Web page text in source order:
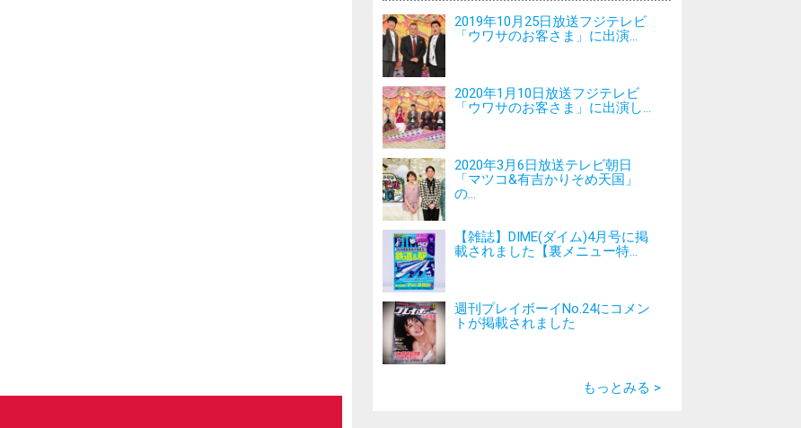
2019年10月25日放送フジテレビ
「ウワサのお客さま」に出演...
2020年1月10日放送フジテレビ
「ウワサのお客さま」に出演し...
2020年3月6日放送テレビ朝日
「マツコ&有吉かりそめ天国」
の...
【雑誌】DIME(ダイム)4月号に掲
載されました【裏メニュー特...
週刊プレイボーイNo.24にコメン
トが掲載されました
もっとみる >